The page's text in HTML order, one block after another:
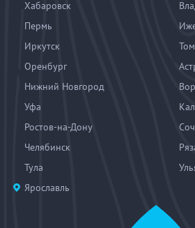
Хабаровск
Пермь
Иркутск
Оренбург
Нижний Новгород
Уфа
Ростов-на-Дону
Челябинск
Тула
Ярославль